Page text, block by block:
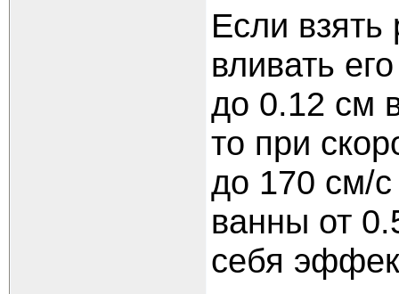
Если взять
вливать
до 0.12 см
то при
до 170 см/с
ванны от
себя